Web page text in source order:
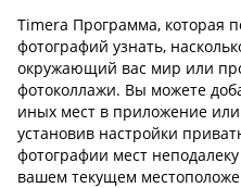
Timera Программа, которая
фотографий узнать,
окружающий вас мир или
фотоколлажи. Вы можете
иных мест в приложение
установив настройки
фотографии мест
вашем текущем